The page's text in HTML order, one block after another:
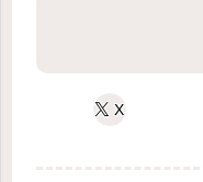
X